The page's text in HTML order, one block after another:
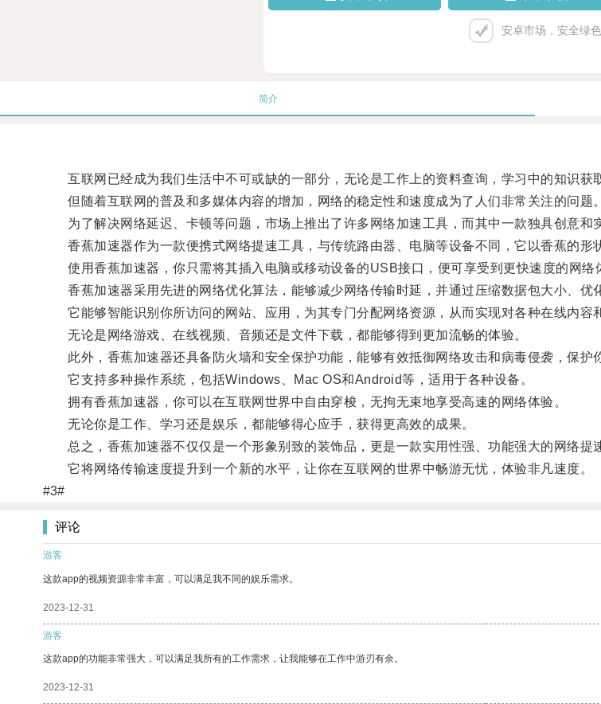
安卓市场，安全绿色
简介
互联网已经成为我们生活中不可或缺的一部分，无论是工作上的资料查询，学习中的知识获
但随着互联网的普及和多媒体内容的增加，网络的稳定性和速度成为了人们非常关注的问题。
为了解决网络延迟、卡顿等问题，市场上推出了许多网络加速工具，而其中一款独具创意和实
香蕉加速器作为一款便携式网络提速工具，与传统路由器、电脑等设备不同，它以香蕉的形
使用香蕉加速器，你只需将其插入电脑或移动设备的USB接口，便可享受到更快速度的网络
香蕉加速器采用先进的网络优化算法，能够减少网络传输时延，并通过压缩数据包大小、优
它能够智能识别你所访问的网站、应用，为其专门分配网络资源，从而实现对各种在线内容
无论是网络游戏、在线视频、音频还是文件下载，都能够得到更加流畅的体验。
此外，香蕉加速器还具备防火墙和安全保护功能，能够有效抵御网络攻击和病毒侵袭，保护
它支持多种操作系统，包括Windows、Mac OS和Android等，适用于各种设备。
拥有香蕉加速器，你可以在互联网世界中自由穿梭，无拘无束地享受高速的网络体验。
无论你是工作、学习还是娱乐，都能够得心应手，获得更高效的成果。
总之，香蕉加速器不仅仅是一个形象别致的装饰品，更是一款实用性强、功能强大的网络提
它将网络传输速度提升到一个新的水平，让你在互联网的世界中畅游无忧，体验非凡速度。
#3#
评论
游客
这款app的视频资源非常丰富，可以满足我不同的娱乐需求。
2023-12-31
游客
这款app的功能非常强大，可以满足我所有的工作需求，让我能够在工作中游刃有余。
2023-12-31